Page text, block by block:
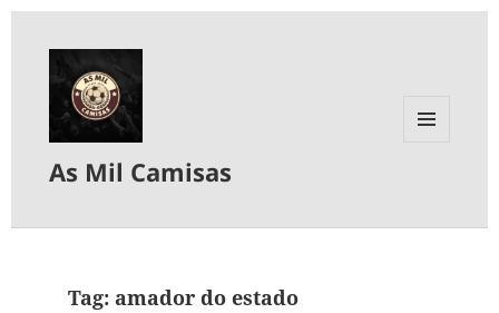
As Mil Camisas
Tag: amador do estado